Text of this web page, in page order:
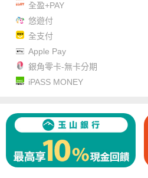
全盈+PAY
悠遊付
全支付
Apple Pay
銀角零卡-無卡分期
iPASS MONEY